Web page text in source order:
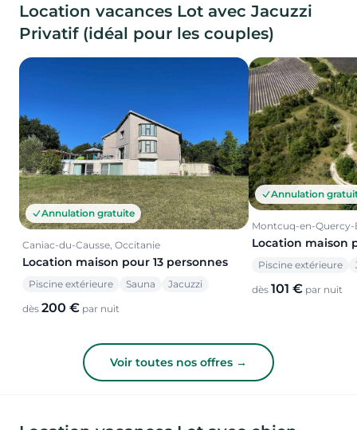
Location vacances Lot avec Jacuzzi
Privatif (idéal pour les couples)
Annulation gratuite
Caniac-du-Causse, Occitanie
Location maison pour 13 personnes
Piscine extérieure Sauna Jacuzzi
dès 200 € par nuit
Annulation
Montcuq-en-Quercy-
Location maison
Piscine extérieure
dès 101 € par nuit
Voir toutes nos offres →